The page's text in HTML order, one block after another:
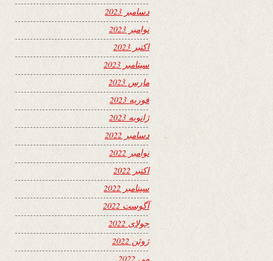
دسامبر 2023
نوامبر 2023
اکتبر 2023
سپتامبر 2023
مارس 2023
فوریه 2023
ژانویه 2023
دسامبر 2022
نوامبر 2022
اکتبر 2022
سپتامبر 2022
آگوست 2022
جولای 2022
ژوئن 2022
می 2022